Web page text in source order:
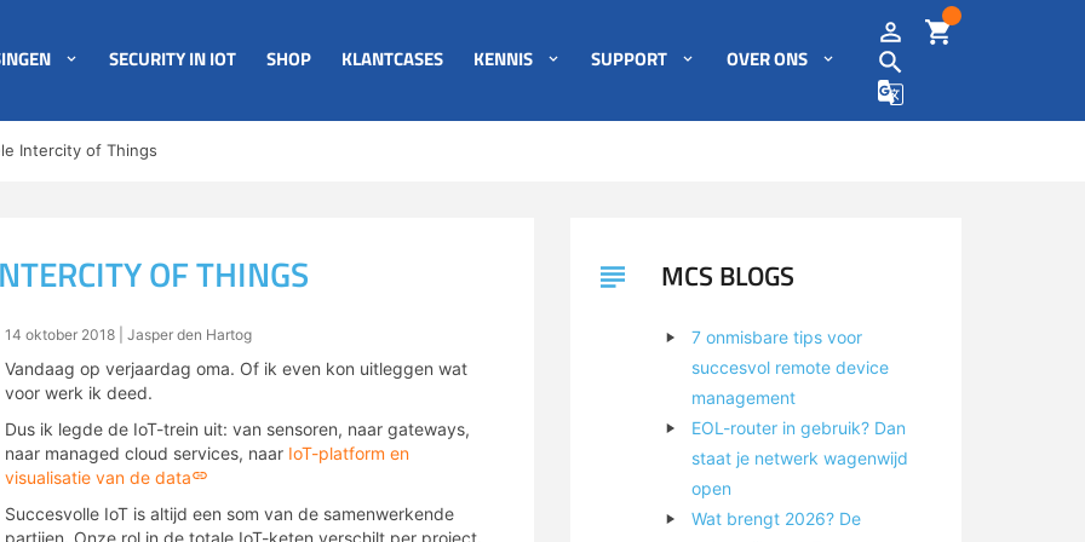
SECURITY IN IOT SHOP KLANTCASES KENNIS SUPPORT OVER ONS
Intercity of Things
OF THINGS
14 oktober 2018 | Jasper den Hartog
Vandaag op verjaardag oma. Of ik even kon uitleggen wat
voor werk ik deed.
Dus ik legde de IoT-trein uit: van sensoren, naar gateways,
naar managed cloud services, naar IoT-platform en
visualisatie van de data
Succesvolle IoT is altijd een som van de samenwerkende
partijen. Onze rol in de totale IoT-keten verschilt per project.
MCS BLOGS
7 onmisbare tips voor
succesvol remote device
management
EOL-router in gebruik? Dan
staat je netwerk wagenwijd
open
Wat brengt 2026? De